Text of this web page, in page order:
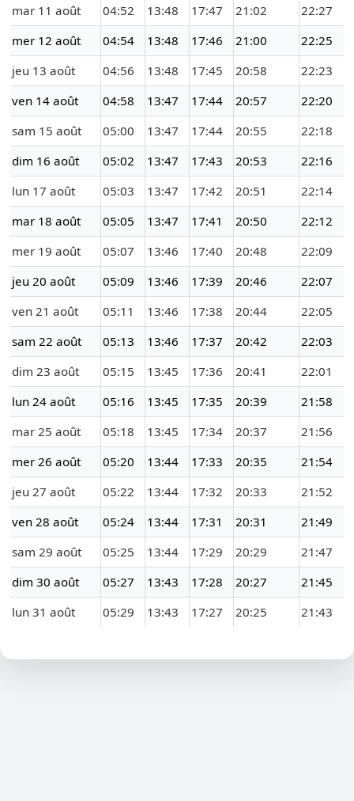
mar 11 août
04:52 13:48 17:47 21:02
22:27
mer 12 août
04:54 13:48 17:46 21:00
22:25
jeu 13 août
04:56 13:48 17:45 20:58
22:23
ven 14 août
04:58 13:47 17:44 20:57
22:20
sam 15 août
05:00 13:47 17:44 20:55
22:18
dim 16 août
05:02 13:47 17:43 20:53
22:16
lun 17 août
05:03 13:47 17:42 20:51
22:14
mar 18 août
05:05 13:47 17:41 20:50
22:12
mer 19 août
05:07 13:46 17:40 20:48
22:09
jeu 20 août
05:09 13:46 17:39 20:46
22:07
ven 21 août
05:11 13:46 17:38 20:44
22:05
sam 22 août
05:13 13:46 17:37 20:42
22:03
dim 23 août
05:15 13:45 17:36 20:41
22:01
lun 24 août
05:16 13:45 17:35 20:39
21:58
mar 25 août
05:18 13:45 17:34 20:37
21:56
mer 26 août
05:20 13:44 17:33 20:35
21:54
jeu 27 août
05:22 13:44 17:32 20:33
21:52
ven 28 août
05:24 13:44 17:31 20:31
21:49
sam 29 août
05:25 13:44 17:29 20:29
21:47
dim 30 août
05:27 13:43 17:28 20:27
21:45
lun 31 août
05:29 13:43 17:27 20:25 21:43